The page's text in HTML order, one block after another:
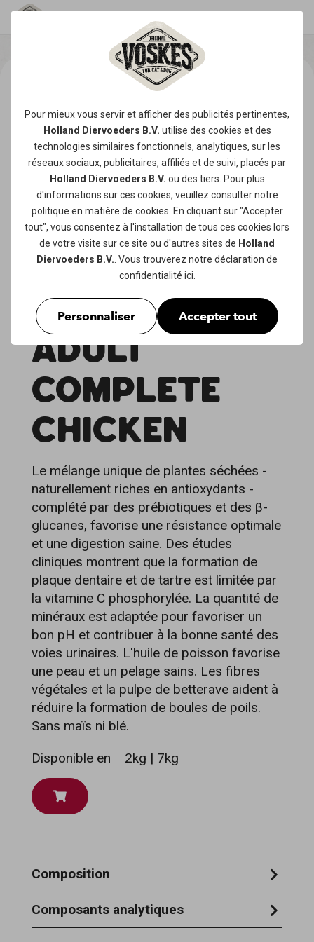
Pour mieux vous servir et afficher des publicités pertinentes,
Holland Diervoeders B.V. utilise des cookies et des
technologies similaires fonctionnels, analytiques, sur les
réseaux sociaux, publicitaires, affiliés et de suivi, placés par
Holland Diervoeders B.V. ou des tiers. Pour plus
d'informations sur ces cookies, veuillez consulter notre
politique en matière de cookies . En cliquant sur "Accepter
tout", vous consentez à l'installation de tous ces cookies lors
de votre visite sur ce site ou d'autres sites de Holland
Diervoeders B.V. . Vous trouverez notre déclaration de
confidentialité ici.
Personnaliser Accepter tout
ADULT
COMPLETE
CHICKEN
Le mélange unique de plantes séchées -
naturellement riches en antioxydants -
complété par des prébiotiques et des β-
glucanes, favorise une résistance optimale
et une digestion saine. Des études
cliniques montrent que la formation de
plaque dentaire et de tartre est limitée par
la vitamine C phosphorylée. La quantité de
minéraux est adaptée pour favoriser un
bon pH et contribuer à la bonne santé des
voies urinaires. L'huile de poisson favorise
une peau et un pelage sains. Les fibres
végétales et la pulpe de betterave aident à
réduire la formation de boules de poils.
Sans maïs ni blé.
Disponible en
2kg | 7kg
Composition
poulet séché (32%), riz, graisse animale,
pois, pommes de terre séchées, pulpe de
Composants analytiques